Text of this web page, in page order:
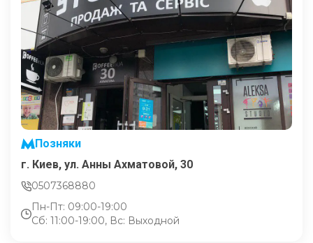
Позняки
г. Киев, ул. Анны Ахматовой, 30
0507368880
Пн-Пт: 09:00-19:00
Сб: 11:00-19:00, Вс: Выходной